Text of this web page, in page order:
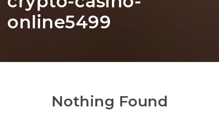
online5499
Nothing Found